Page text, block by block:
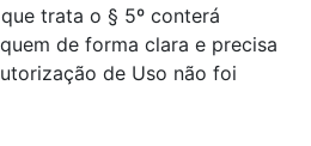
trata o § 5º conterá
de forma clara e precisa
de Uso não foi